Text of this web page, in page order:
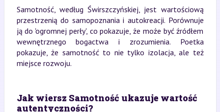
Samotność, według Świrszczyńskiej, jest wartościową
przestrzenią do samopoznania i autokreacji. Porównuje
ją do 'ogromnej perły', co pokazuje, że może być źródłem
wewnętrznego bogactwa i zrozumienia. Poetka
pokazuje, że samotność to nie tylko izolacja, ale też
miejsce rozwoju.
Jak wiersz Samotność ukazuje wartość
autentyczności?